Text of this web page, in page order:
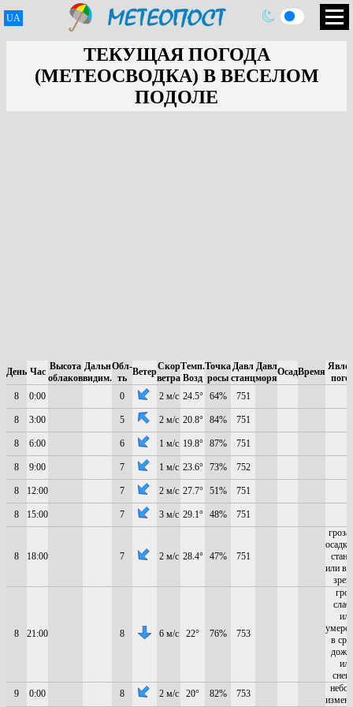
UA
ТЕКУЩАЯ ПОГОДА
(МЕТЕОСВОДКА) В ВЕСЕЛОМ
ПОДОЛЕ
День Час Высота
облаков
Дальн
видим.
Обл-
ть
ВетерСкор
ветра
Темп.
Возд
Точка
росы
Давл
станц
Давл
моря
ОсадВремя
8
0:00 0 2 м/с 24.5° 64% 751
8 3:00 5 2 м/с 20.8° 84% 751
8 6:00 6 1 м/с 19.8° 87% 751
8 9:00 7 1 м/с 23.6° 73% 752
8 12:00 7 2 м/с 27.7° 51% 751
8 15:00 7 3 м/с 29.1° 48% 751
8 18:00 7 2 м/с 28.4° 47% 751
гроза
или в
8 21:00 8 6 м/с 22° 76% 753
или
в
или
9
0:00 8 2 м/с 20° 82% 753
небо